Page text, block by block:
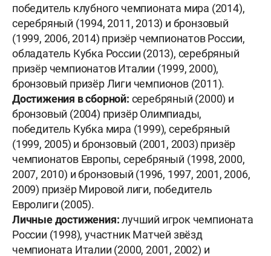
победитель клубного чемпионата мира (2014),
серебряный (1994, 2011, 2013) и бронзовый
(1999, 2006, 2014) призёр чемпионатов России,
обладатель Кубка России (2013), серебряный
призёр чемпионатов Италии (1999, 2000),
бронзовый призёр Лиги чемпионов (2011).
Достижения в сборной: серебряный (2000) и
бронзовый (2004) призёр Олимпиады,
победитель Кубка мира (1999), серебряный
(1999, 2005) и бронзовый (2001, 2003) призёр
чемпионатов Европы, серебряный (1998, 2000,
2007, 2010) и бронзовый (1996, 1997, 2001, 2006,
2009) призёр Мировой лиги, победитель
Евролиги (2005).
Личные достижения:лучший игрок чемпионата
России (1998), участник Матчей звёзд
чемпионата Италии (2000, 2001, 2002) и